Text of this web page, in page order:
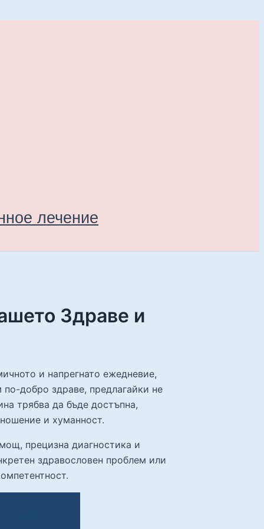
лечение
Здраве и
и напрегнато ежедневие,
добро здраве, предлагайки не
трябва да бъде достъпна,
и хуманност.
прецизна диагностика и
здравословен проблем или